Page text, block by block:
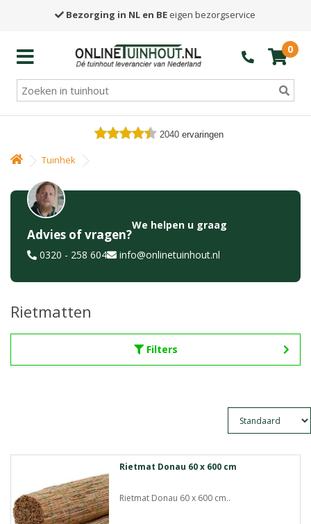
Bezorging in NL en BE eigen bezorgservice
0
2040 ervaringen
Tuinhek
Advies of vragen?
We helpen u graag
0320 - 258 604 info@onlinetuinhout.nl
Rietmatten
Filters
Rietmat Donau 60 x 600 cm
Rietmat Donau 60 x 600 cm..